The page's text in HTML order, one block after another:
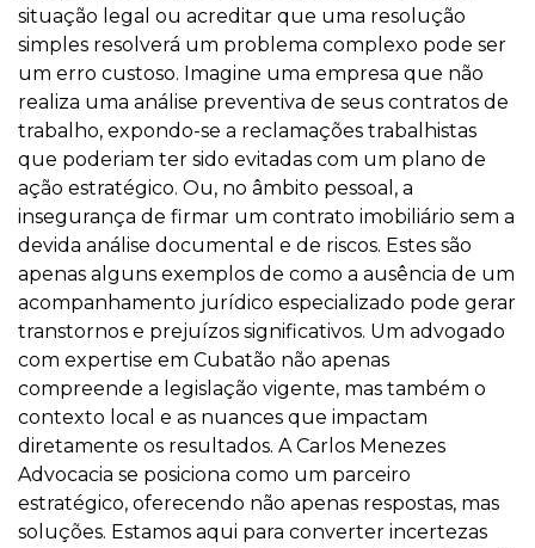
situação legal ou acreditar que uma resolução
simples resolverá um problema complexo pode ser
um erro custoso. Imagine uma empresa que não
realiza uma análise preventiva de seus contratos de
trabalho, expondo-se a reclamações trabalhistas
que poderiam ter sido evitadas com um plano de
ação estratégico. Ou, no âmbito pessoal, a
insegurança de firmar um contrato imobiliário sem a
devida análise documental e de riscos. Estes são
apenas alguns exemplos de como a ausência de um
acompanhamento jurídico especializado pode gerar
transtornos e prejuízos significativos. Um advogado
com expertise em Cubatão não apenas
compreende a legislação vigente, mas também o
contexto local e as nuances que impactam
diretamente os resultados. A Carlos Menezes
Advocacia se posiciona como um parceiro
estratégico, oferecendo não apenas respostas, mas
soluções. Estamos aqui para converter incertezas